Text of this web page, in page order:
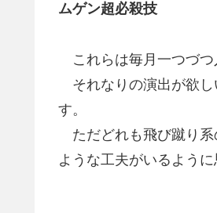
ムゲン超必殺技
これらは毎月一つづつ
それなりの演出が欲し
す。
ただどれも飛び蹴り系
ような工夫がいるように